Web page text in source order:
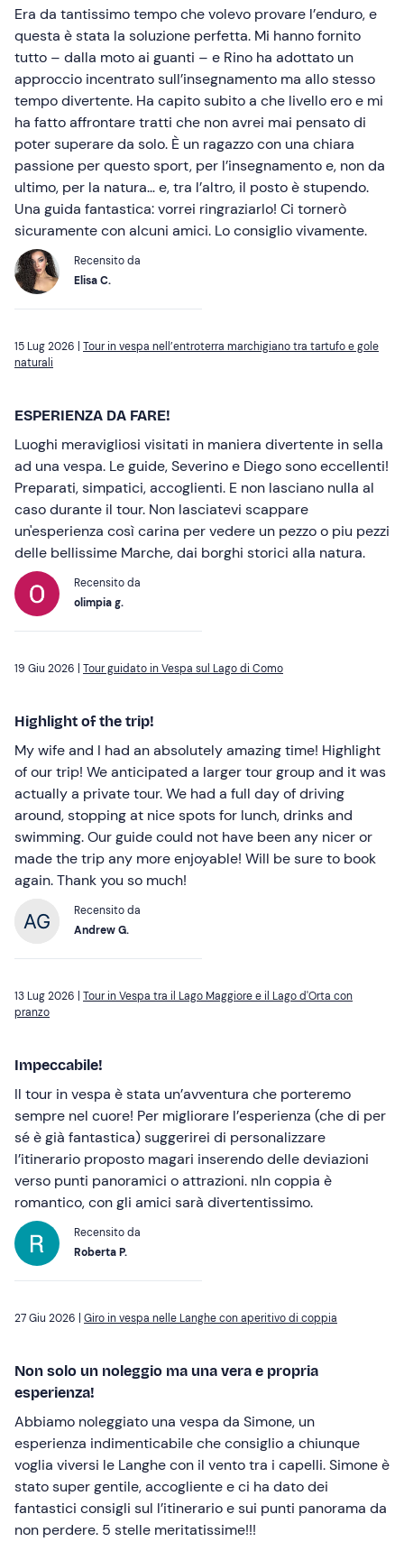
Era da tantissimo tempo che volevo provare l’enduro, e
questa è stata la soluzione perfetta. Mi hanno fornito
tutto – dalla moto ai guanti – e Rino ha adottato un
approccio incentrato sull’insegnamento ma allo stesso
tempo divertente. Ha capito subito a che livello ero e mi
ha fatto affrontare tratti che non avrei mai pensato di
poter superare da solo. È un ragazzo con una chiara
passione per questo sport, per l’insegnamento e, non da
ultimo, per la natura… e, tra l’altro, il posto è stupendo.
Una guida fantastica: vorrei ringraziarlo! Ci tornerò
sicuramente con alcuni amici. Lo consiglio vivamente.
Recensito da
Elisa C.
15 Lug 2026 | Tour in vespa nell’entroterra marchigiano tra tartufo e gole
naturali
ESPERIENZA DA FARE!
Luoghi meravigliosi visitati in maniera divertente in sella
ad una vespa. Le guide, Severino e Diego sono eccellenti!
Preparati, simpatici, accoglienti. E non lasciano nulla al
caso durante il tour. Non lasciatevi scappare
un'esperienza così carina per vedere un pezzo o piu pezzi
delle bellissime Marche, dai borghi storici alla natura.
Recensito da
olimpia g.
19 Giu 2026 | Tour guidato in Vespa sul Lago di Como
Highlight of the trip!
My wife and I had an absolutely amazing time! Highlight
of our trip! We anticipated a larger tour group and it was
actually a private tour. We had a full day of driving
around, stopping at nice spots for lunch, drinks and
swimming. Our guide could not have been any nicer or
made the trip any more enjoyable! Will be sure to book
again. Thank you so much!
Recensito da
Andrew G.
13 Lug 2026 | Tour in Vespa tra il Lago Maggiore e il Lago d'Orta con
pranzo
Impeccabile!
Il tour in vespa è stata un’avventura che porteremo
sempre nel cuore! Per migliorare l’esperienza (che di per
sé è già fantastica) suggerirei di personalizzare
l’itinerario proposto magari inserendo delle deviazioni
verso punti panoramici o attrazioni. nIn coppia è
romantico, con gli amici sarà divertentissimo.
Recensito da
Roberta P.
27 Giu 2026 | Giro in vespa nelle Langhe con aperitivo di coppia
Non solo un noleggio ma una vera e propria
esperienza!
Abbiamo noleggiato una vespa da Simone, un
esperienza indimenticabile che consiglio a chiunque
voglia viversi le Langhe con il vento tra i capelli. Simone è
stato super gentile, accogliente e ci ha dato dei
fantastici consigli sul l’itinerario e sui punti panorama da
non perdere. 5 stelle meritatissime!!!